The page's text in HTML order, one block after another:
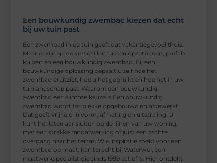
Een bouwkundig zwembad kiezen dat echt
bij uw tuin past
Een zwembad in de tuin geeft dat vakantiegevoel thuis.
Maar er zijn grote verschillen tussen opzetbaden, prefab
kuipen en een bouwkundig zwembad. Bij een
bouwkundige oplossing bepaalt u zelf hoe het
zwembad eruitziet, hoe u het gebruikt en hoe het in uw
tuinlandschap past. Waarom een bouwkundig
zwembad een slimme keuze is Een bouwkundig
zwembad wordt ter plekke opgebouwd en afgewerkt.
Dat geeft vrijheid in vorm, afmeting en uitstraling. U
kunt het laten aansluiten op de lijnen van uw woning,
met een strakke randafwerking of juist een zachte
overgang naar het terras. Wie inspiratie zoekt voor een
zwembad op maat, kan terecht bij Waterwel, een
maatwerkspecialist die sinds 1999 actief is. Hier ontdekt